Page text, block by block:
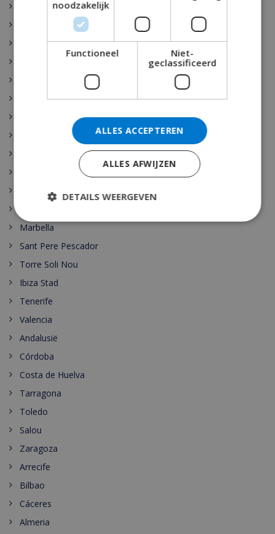
Sant Josep de sa Talaia
Vidreres
Santa Cristina de Aro
Pollensa
Cala Vadella
Marbella
Sant Pere Pescador
Torre Soli Nou
Ibiza Stad
Tenerife
Valencia
Andalusië
Córdoba
Costa de Huelva
Tarragona
Toledo
Salou
Zaragoza
Arrecife
Bilbao
Cáceres
Almeria
noodzakelijk
Functioneel
Niet-
geclassificeerd
ALLES ACCEPTEREN
ALLES AFWIJZEN
DETAILS WEERGEVEN